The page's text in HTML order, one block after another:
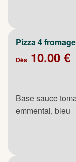
Pizza 4
Dès 10.00 €
Base sauce
emmental, bleu